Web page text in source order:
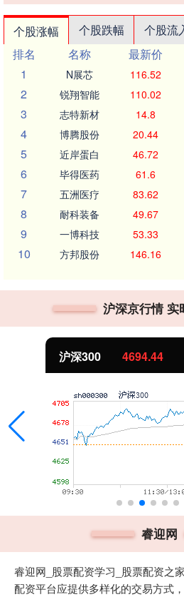
个股涨幅 个股跌幅 个股流
排名
名称 最新价
1
N展芯 116.52
2 锐翔智能 110.02
3 志特新材 14.8
4 博腾股份 20.44
5 近岸蛋白 46.72
6 毕得医药 61.6
7 五洲医疗 83.62
8 耐科装备 49.67
9 一博科技 53.33
10 方邦股份 146.16
沪深京行情 实
沪深300 4694.44
睿迎网
睿迎网_股票配资学习_股票配资之
配资平台应提供多样化的交易方式